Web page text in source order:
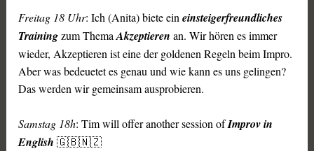
Freitag 18 Uhr: ⁨Ich (Anita) biete eineinsteigerfreundliches
Trainingzum ThemaAkzeptierenan. Wir hören es immer
wieder, Akzeptieren ist eine der goldenen Regeln beim Impro.
Aber was bedeuetet es genau und wie kann es uns gelingen?
Das werden wir gemeinsam ausprobieren.
Samstag 18h: Tim will offer another session ofImprov in
English 🇬🇧🇳🇿